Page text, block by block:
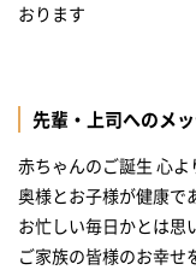
おります
先輩・上司へのメ
赤ちゃんのご誕生 心
奥様とお子様が健康で
お忙しい毎日かとは思
ご家族の皆様のお幸せ